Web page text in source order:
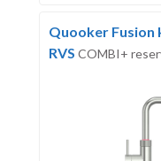
Quooker Fusion
RVS COMBI+